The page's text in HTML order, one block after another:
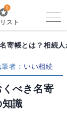
0
スト
名寄帳とは？相続
者： いい相続
べき名寄
識